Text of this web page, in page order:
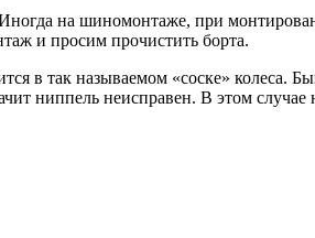
на шиномонтаже, при
и просим прочистить борта.
в так называемом «соске» колеса.
ниппель неисправен. В этом